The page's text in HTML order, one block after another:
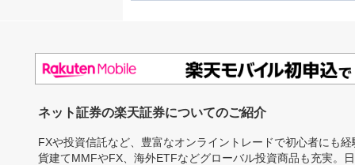
ネット証券の楽天証券についてのご紹介
FXや投資信託など、豊富なオンライントレードで初心者にも
貨建てMMFやFX、海外ETFなどグローバル投資商品も充実。